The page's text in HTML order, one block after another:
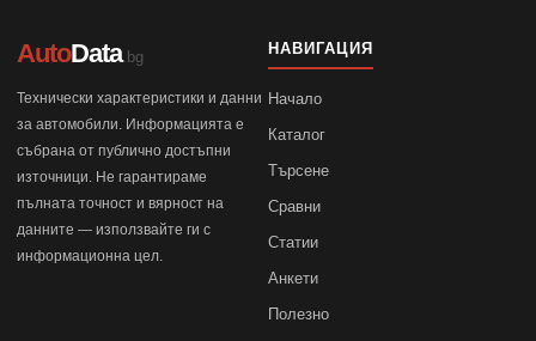
AutoData.bg
Технически характеристики и данни
за автомобили. Информацията е
събрана от публично достъпни
източници. Не гарантираме
пълната точност и вярност на
данните — използвайте ги с
информационна цел.
НАВИГАЦИЯ
Начало
Каталог
Търсене
Сравни
Статии
Анкети
Полезно